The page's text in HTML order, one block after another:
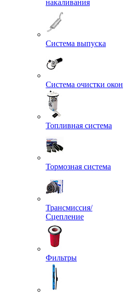
накаливания
Система выпуска
Система очистки окон
Топливная система
Тормозная система
Трансмиссия/
Сцепление
Фильтры